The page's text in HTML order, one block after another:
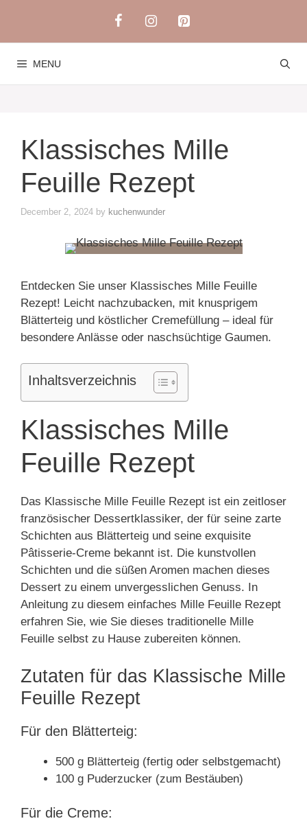
content
MENU
Klassisches Mille
Feuille Rezept
December 2, 2024 by kuchenwunder
Entdecken Sie unser Klassisches Mille Feuille
Rezept! Leicht nachzubacken, mit knusprigem
Blätterteig und köstlicher Cremefüllung – ideal für
besondere Anlässe oder naschsüchtige Gaumen.
Inhaltsverzeichnis
Klassisches Mille
Feuille Rezept
Das Klassische Mille Feuille Rezept ist ein zeitloser
französischer Dessertklassiker, der für seine zarte
Schichten aus Blätterteig und seine exquisite
Pâtisserie-Creme bekannt ist. Die kunstvollen
Schichten und die süßen Aromen machen dieses
Dessert zu einem unvergesslichen Genuss. In
Anleitung zu diesem einfaches Mille Feuille Rezept
erfahren Sie, wie Sie dieses traditionelle Mille
Feuille selbst zu Hause zubereiten können.
Zutaten für das Klassische Mille
Feuille Rezept
Für den Blätterteig:
500 g Blätterteig (fertig oder selbstgemacht)
100 g Puderzucker (zum Bestäuben)
Für die Creme: